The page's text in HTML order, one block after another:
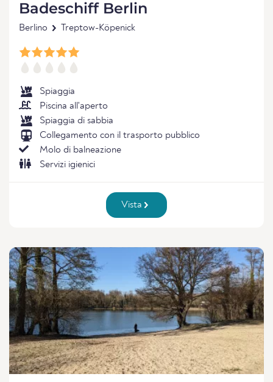
Badeschiff Berlin
Berlino Treptow-Köpenick
Spiaggia
Piscina all'aperto
Spiaggia di sabbia
Collegamento con il trasporto pubblico
Molo di balneazione
Servizi igienici
Vista